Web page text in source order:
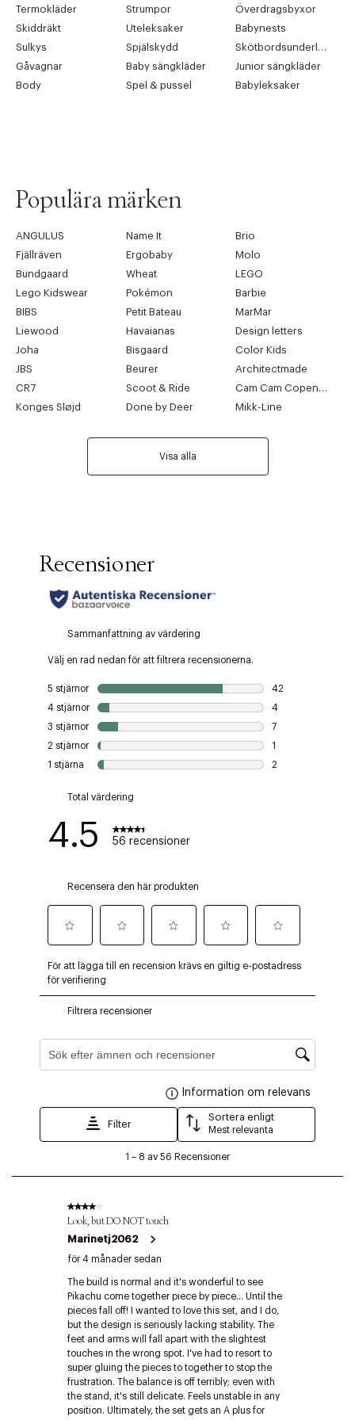
Termokläder Strumpor
Överdragsbyxor
Skiddräkt
Uteleksaker
Babynests
Sulkys
Spjälskydd
Gåvagnar
Baby sängkläder
Junior sängkläder
Body
Spel & pussel Babyleksaker
Populära märken
ANGULUS Name It
Brio
Fjällräven
Ergobaby
Molo
Bundgaard
Wheat
LEGO
Lego Kidswear
Pokémon
Barbie
BIBS
Petit Bateau
MarMar
Liewood
Havaianas
Design letters
Joha
Bisgaard
Color Kids
JBS
Beurer
Architectmade
CR7
Scoot & Ride
Konges Sløjd
Done by Deer Mikk-Line
Visa alla